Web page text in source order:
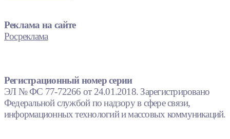
Реклама на сайте
Росреклама
Регистрационный номер серии
ЭЛ № ФС 77-72266 от 24.01.2018. Зарегистрировано
Федеральной службой по надзору в сфере связи,
информационных технологий и массовых коммуникаций.